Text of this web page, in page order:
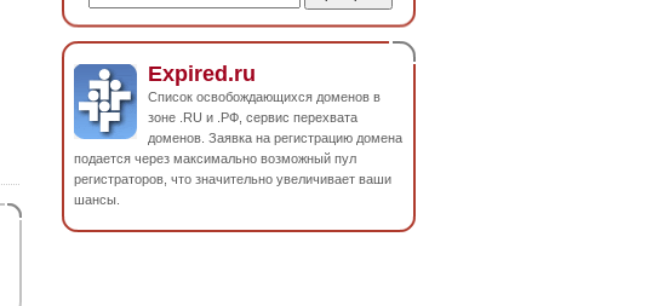
Expired.ru
Список освобождающихся доменов в
зоне .RU и .РФ, сервис перехвата
доменов. Заявка на регистрацию домена
подается через максимально возможный пул
регистраторов, что значительно увеличивает ваши
шансы.